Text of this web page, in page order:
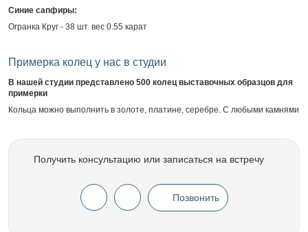
Синие сапфиры:
Огранка Круг - 38 шт. вес 0.55 карат
Примерка колец у нас в студии
В нашей студии представлено 500 колец выставочных образцов для
примерки
Кольца можно выполнить в золоте, платине, серебре. С любыми камнями
Получить консультацию или записаться на встречу
Позвонить